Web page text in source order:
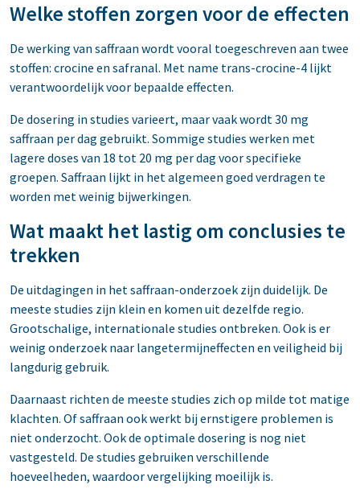
Welke stoffen zorgen voor de effecten
De werking van saffraan wordt vooral toegeschreven aan twee
stoffen: crocine en safranal. Met name trans-crocine-4 lijkt
verantwoordelijk voor bepaalde effecten.
De dosering in studies varieert, maar vaak wordt 30 mg
saffraan per dag gebruikt. Sommige studies werken met
lagere doses van 18 tot 20 mg per dag voor specifieke
groepen. Saffraan lijkt in het algemeen goed verdragen te
worden met weinig bijwerkingen.
Wat maakt het lastig om conclusies te
trekken
De uitdagingen in het saffraan-onderzoek zijn duidelijk. De
meeste studies zijn klein en komen uit dezelfde regio.
Grootschalige, internationale studies ontbreken. Ook is er
weinig onderzoek naar langetermijneffecten en veiligheid bij
langdurig gebruik.
Daarnaast richten de meeste studies zich op milde tot matige
klachten. Of saffraan ook werkt bij ernstigere problemen is
niet onderzocht. Ook de optimale dosering is nog niet
vastgesteld. De studies gebruiken verschillende
hoeveelheden, waardoor vergelijking moeilijk is.